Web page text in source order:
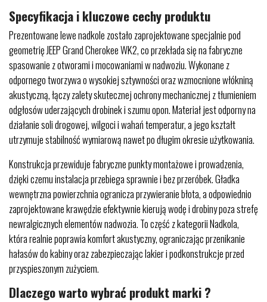
Specyfikacja i kluczowe cechy produktu
Prezentowane lewe nadkole zostało zaprojektowane specjalnie pod
geometrię JEEP Grand Cherokee WK2, co przekłada się na fabryczne
spasowanie z otworami i mocowaniami w nadwoziu. Wykonane z
odpornego tworzywa o wysokiej sztywności oraz wzmocnione włókniną
akustyczną, łączy zalety skutecznej ochrony mechanicznej z tłumieniem
odgłosów uderzających drobinek i szumu opon. Materiał jest odporny na
działanie soli drogowej, wilgoci i wahań temperatur, a jego kształt
utrzymuje stabilność wymiarową nawet po długim okresie użytkowania.
Konstrukcja przewiduje fabryczne punkty montażowe i prowadzenia,
dzięki czemu instalacja przebiega sprawnie i bez przeróbek. Gładka
wewnętrzna powierzchnia ogranicza przywieranie błota, a odpowiednio
zaprojektowane krawędzie efektywnie kierują wodę i drobiny poza strefę
newralgicznych elementów nadwozia. To część z kategorii Nadkola,
która realnie poprawia komfort akustyczny, ograniczając przenikanie
hałasów do kabiny oraz zabezpieczając lakier i podkonstrukcje przed
przyspieszonym zużyciem.
Dlaczego warto wybrać produkt marki ?